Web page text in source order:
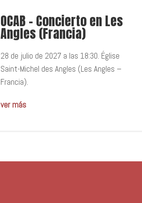
OCAB – Concierto en Les
Angles (Francia)
28 de julio de 2027 a las 18:30. Église
Saint-Michel des Angles (Les Angles –
Francia).
ver más